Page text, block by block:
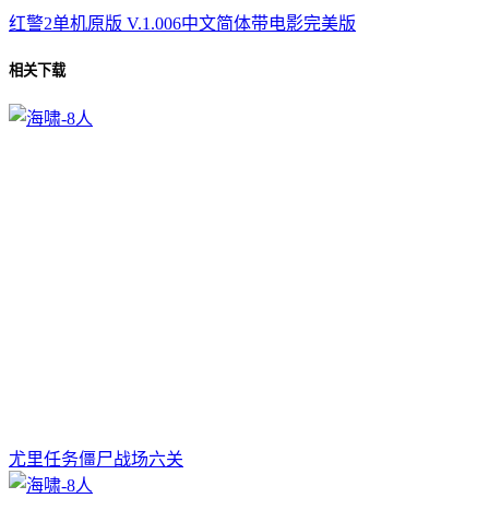
红警2单机原版 V.1.006中文简体带电影完美版
相关下载
尤里任务僵尸战场六关